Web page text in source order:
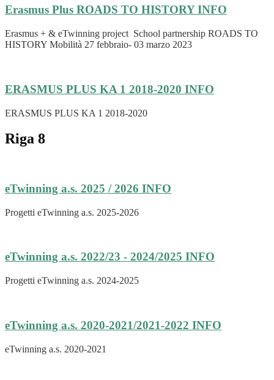
Erasmus Plus ROADS TO HISTORYINFO
Erasmus + & eTwinning project School partnership ROADS TO
HISTORY Mobilità 27 febbraio- 03 marzo 2023
ERASMUS PLUS KA 1 2018-2020 INFO
ERASMUS PLUS KA 1 2018-2020
Riga 8
eTwinning a.s. 2025 / 2026 INFO
Progetti eTwinning a.s. 2025-2026
eTwinning a.s. 2022/23 - 2024/2025 INFO
Progetti eTwinning a.s. 2024-2025
eTwinning a.s. 2020-2021/2021-2022 INFO
eTwinning a.s. 2020-2021